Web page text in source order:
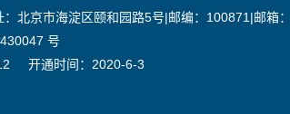
：北京市海淀区颐和园路5号|邮编：100871|邮箱
号
开通时间： 2020-6-3